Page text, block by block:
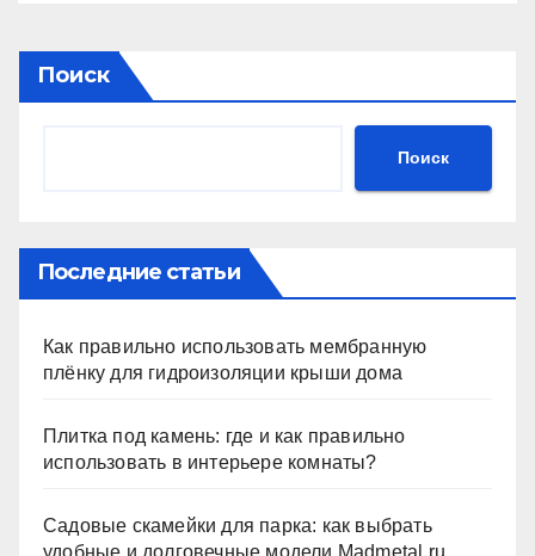
Поиск
Поиск
Последние статьи
Как правильно использовать мембранную
плёнку для гидроизоляции крыши дома
Плитка под камень: где и как правильно
использовать в интерьере комнаты?
Садовые скамейки для парка: как выбрать
удобные и долговечные модели Madmetal.ru